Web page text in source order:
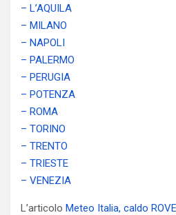
– L’AQUILA
– MILANO
– NAPOLI
– PALERMO
– PERUGIA
– POTENZA
– ROMA
– TORINO
– TRENTO
– TRIESTE
– VENEZIA
L’articolo Meteo Italia, caldo